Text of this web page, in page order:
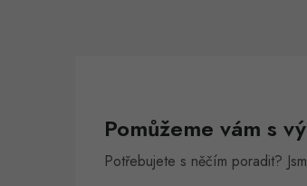
Pomůžeme vám s
Potřebujete s něčím poradit?